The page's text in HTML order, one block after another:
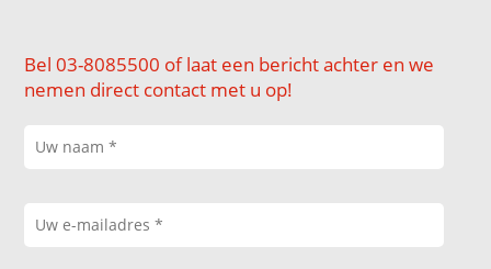
Bel 03-8085500 of laat een bericht achter en we
nemen direct contact met u op!